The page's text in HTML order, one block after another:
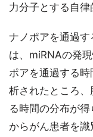
力分子とする自律
ナノポアを通過
は、miRNAの発
ポアを通過する
析されたところ
る時間の分布が
からがん患者を識